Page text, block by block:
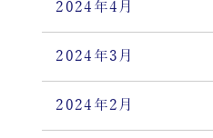
2024年4月
2024年3月
2024年2月